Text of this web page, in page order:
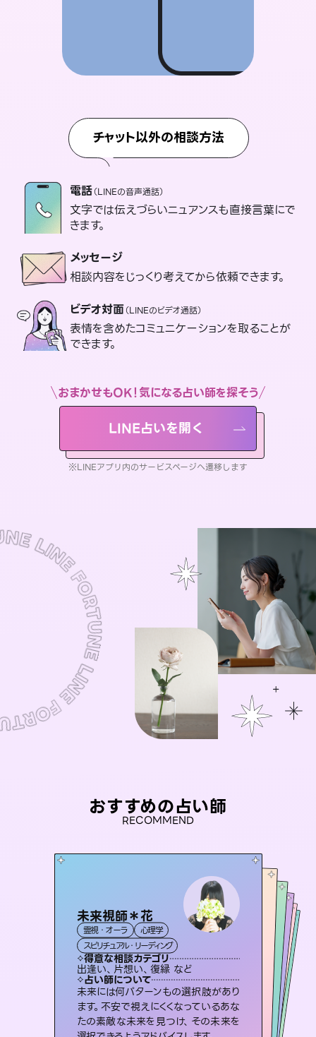
チャット以外の相談方法
電話（LINEの音声通話）
文字では伝えづらいニュアンスも直接言葉にで
きます。
メッセージ
相談内容をじっくり考えてから依頼できます。
ビデオ対面（LINEのビデオ通話）
表情を含めたコミュニケーションを取ることが
できます。
おまかせもOK！気になる占い師を探そう
LINE占いを開く
※LINEアプリ内のサービスページへ遷移します
おすすめの占い師
RECOMMEND
未来視師＊花
霊視・オーラ
心理学
スピリチュアル・リーディング
得意な相談カテゴリ
出逢い、片想い、復縁 など
占い師について
未来には何パターンもの選択肢があり
ます。不安で視えにくくなっているあな
たの素敵な未来を見つけ、その未来を
おう 霊感オラクル
霊視・オーラ
オラクルカード
得意な相談カテゴリ
恋愛総合、あの人の気持ち など
占い師について
霊視×オラクルカードを使って「今」と
「未来」そして「気になるあの人の気持
ち」まで丁寧に読み解き、恋や人生のヒ
ントを優しく引き出します。
セラピスト理恵
霊視・オーラ
スピリチュアル・リーディング
得意な相談カテゴリ
片想い、二人の未来、年の差 など
占い師について
連絡再開、復縁、成就などの報告実績
多数。セラピストとして2万超の施術経
験があるからこそできる鑑定で、より良
い未来をサポートします。
アイリス -iris-
西洋占星術
ルーン
得意な相談カテゴリ
恋愛総合、片想い、二人の未来 など
占い師について
復縁、恋愛、不倫の行方、同性愛や片思い、仕事関係や借金問題まで知りたいことや心の負担になっていることを紐解き、背中をそっと押して導きます。
桃源珠羽
霊視・オーラ
スピリチュアル・リーディング
得意な相談カテゴリ
片想い、あの人の気持ち、復縁 など
占い師について
恋愛のお悩みの中でも特に「曖昧な関
係」の相談を得意としており、友達以上
恋人未満なお相手との今後や本音を丁
寧に読み解き恋愛成就へと導きます。
彗望（すいぼう
霊視・オーラ
スピリチュアル・リーディング
得意な相談カテゴリ
片想い、あの人の気持ち、復縁 など
占い師について
3,700年以上の歴史を持つ東洋最古の
占術「易占」で詳細まで占い、幸せへ向
かう道筋を示します。厳しい結果にも具